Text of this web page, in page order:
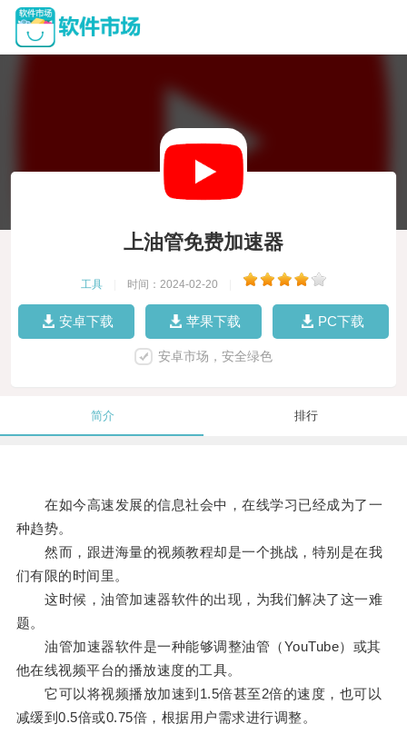
上油管免费加速器
工具 时间：2024-02-20
安卓下载 苹果下载 PC下载
安卓市场，安全绿色
简介 排行
在如今高速发展的信息社会中，在线学习已经成为了一
种趋势。
然而，跟进海量的视频教程却是一个挑战，特别是在我
们有限的时间里。
这时候，油管加速器软件的出现，为我们解决了这一难
题。
油管加速器软件是一种能够调整油管（YouTube）或其
他在线视频平台的播放速度的工具。
它可以将视频播放加速到1.5倍甚至2倍的速度，也可以
减缓到0.5倍或0.75倍，根据用户需求进行调整。